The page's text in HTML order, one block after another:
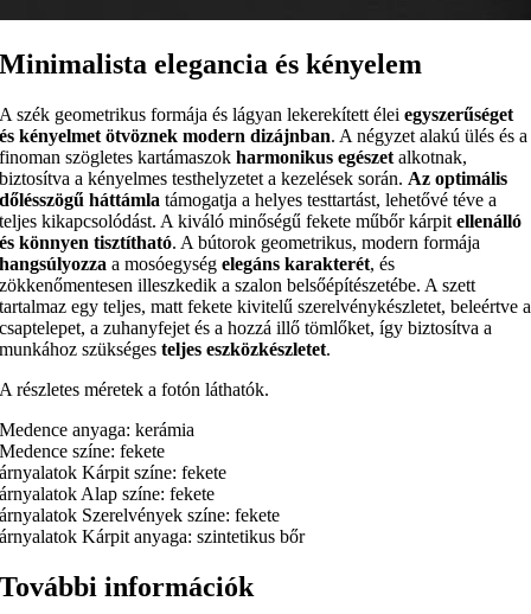
Minimalista elegancia és kényelem
A szék geometrikus formája és lágyan lekerekített éleiegyszerűséget
és kényelmet ötvöznek modern dizájnban. A négyzet alakú ülés és a
finoman szögletes kartámaszokharmonikus egészet alkotnak,
biztosítva a kényelmes testhelyzetet a kezelések során. Az optimális
dőlésszögű háttámla támogatja a helyes testtartást, lehetővé téve a
teljes kikapcsolódást. A kiváló minőségű fekete műbőr kárpitellenálló
és könnyen tisztítható. A bútorok geometrikus, modern formája
hangsúlyozzaa mosóegységelegáns karakterét, és
zökkenőmentesen illeszkedik a szalon belsőépítészetébe. A szett
tartalmaz egy teljes, matt fekete kivitelű szerelvénykészletet, beleértve a
csaptelepet, a zuhanyfejet és a hozzá illő tömlőket, így biztosítva a
munkához szükségesteljes eszközkészletet.
A részletes méretek a fotón láthatók.
Medence anyaga: kerámia
Medence színe: fekete
árnyalatok Kárpit színe: fekete
árnyalatok Alap színe: fekete
árnyalatok Szerelvények színe: fekete
árnyalatok Kárpit anyaga: szintetikus bőr
További információk